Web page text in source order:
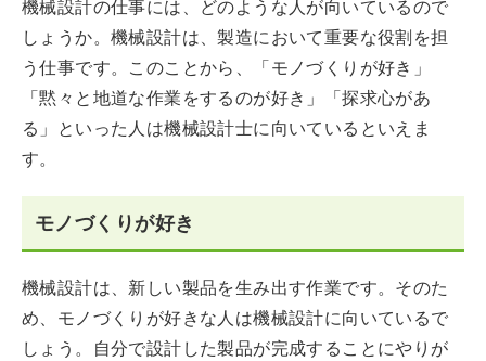
機械設計の仕事には、どのような人が向いているので
しょうか。機械設計は、製造において重要な役割を担
う仕事です。このことから、「モノづくりが好き」
「黙々と地道な作業をするのが好き」「探求心があ
る」といった人は機械設計士に向いているといえま
す。
モノづくりが好き
機械設計は、新しい製品を生み出す作業です。そのた
め、モノづくりが好きな人は機械設計に向いているで
しょう。自分で設計した製品が完成することにやりが